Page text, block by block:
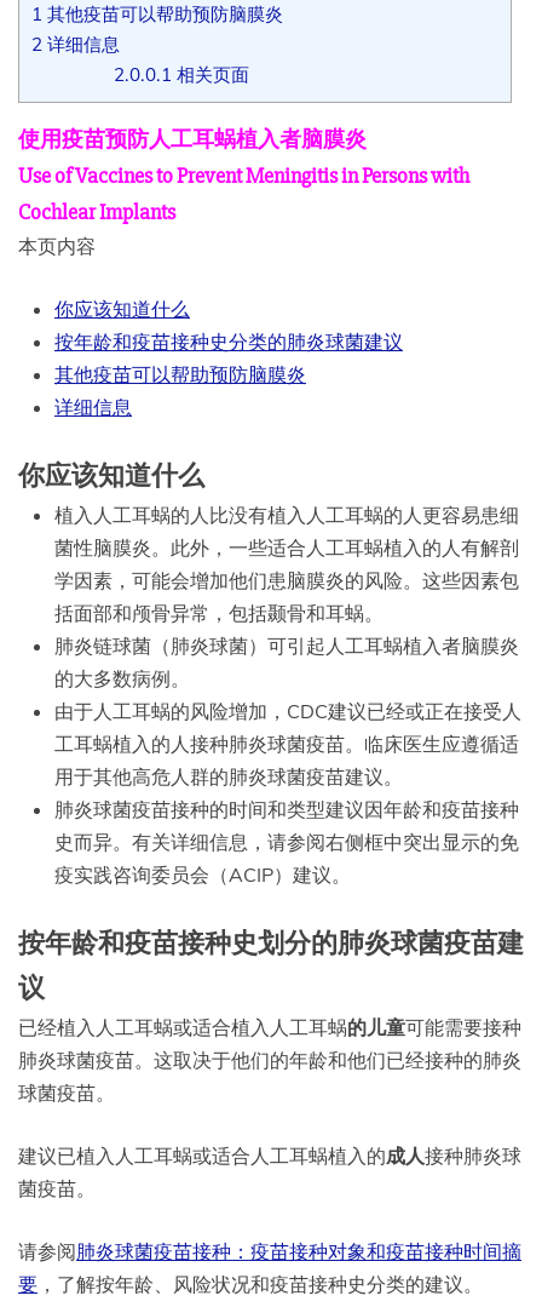
1 其他疫苗可以帮助预防脑膜炎
2 详细信息
2.0.0.1 相关页面
使用疫苗预防人工耳蜗植入者脑膜炎
Use of Vaccines to Prevent Meningitis in Persons with
Cochlear Implants
本页内容
你应该知道什么
按年龄和疫苗接种史分类的肺炎球菌建议
其他疫苗可以帮助预防脑膜炎
详细信息
你应该知道什么
植入人工耳蜗的人比没有植入人工耳蜗的人更容易患细
菌性脑膜炎。此外，一些适合人工耳蜗植入的人有解剖
学因素，可能会增加他们患脑膜炎的风险。这些因素包
括面部和颅骨异常，包括颞骨和耳蜗。
肺炎链球菌（肺炎球菌）可引起人工耳蜗植入者脑膜炎
的大多数病例。
由于人工耳蜗的风险增加，CDC建议已经或正在接受人
工耳蜗植入的人接种肺炎球菌疫苗。临床医生应遵循适
用于其他高危人群的肺炎球菌疫苗建议。
肺炎球菌疫苗接种的时间和类型建议因年龄和疫苗接种
史而异。有关详细信息，请参阅右侧框中突出显示的免
疫实践咨询委员会（ACIP）建议。
按年龄和疫苗接种史划分的肺炎球菌疫苗建
议
已经植入人工耳蜗或适合植入人工耳蜗的儿童可能需要接种
肺炎球菌疫苗。这取决于他们的年龄和他们已经接种的肺炎
球菌疫苗。
建议已植入人工耳蜗或适合人工耳蜗植入的成人接种肺炎球
菌疫苗。
请参阅肺炎球菌疫苗接种：疫苗接种对象和疫苗接种时间摘
要 ，了解按年龄、风险状况和疫苗接种史分类的建议。